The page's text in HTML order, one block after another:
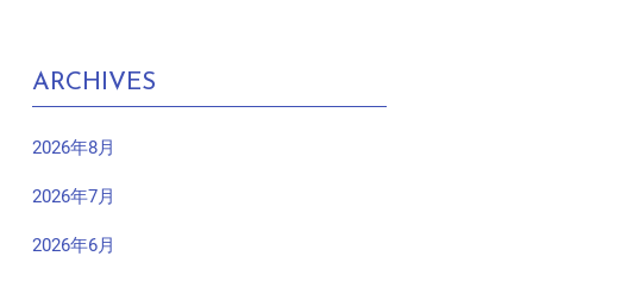
ARCHIVES
2026年8月
2026年7月
2026年6月